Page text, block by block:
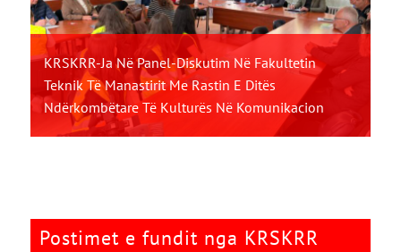
KRSKRR-Ja Në Panel-Diskutim Në Fakultetin
Teknik Të Manastirit Me Rastin E Ditës
Ndërkombëtare Të Kulturës Në Komunikacion
Postimet e fundit nga KRSKRR